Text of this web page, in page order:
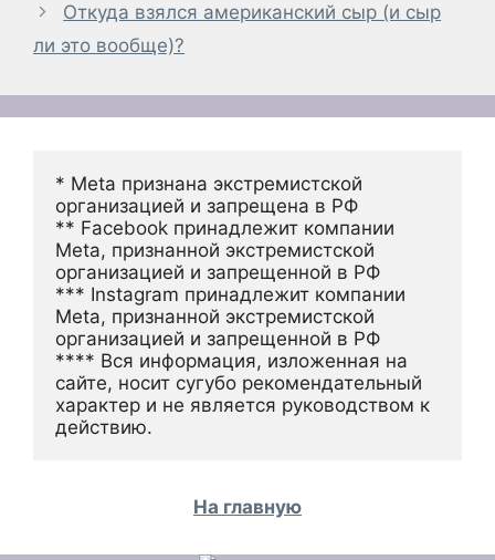
Откуда взялся американский сыр (и сыр
ли это вообще)?
* Meta признана экстремистской
организацией и запрещена в РФ
** Facebook принадлежит компании
Meta, признанной экстремистской
организацией и запрещенной в РФ
*** Instagram принадлежит компании
Meta, признанной экстремистской
организацией и запрещенной в РФ
**** Вся информация, изложенная на
сайте, носит сугубо рекомендательный
характер и не является руководством к
действию.
На главную